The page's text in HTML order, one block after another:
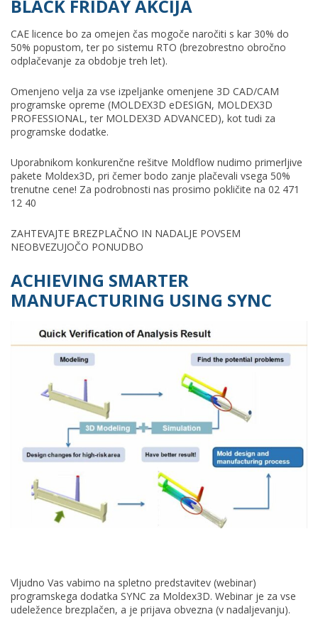
BLACK FRIDAY AKCIJA
CAE licence bo za omejen čas mogoče naročiti s kar 30% do
50% popustom, ter po sistemu RTO (brezobrestno obročno
odplačevanje za obdobje treh let).
Omenjeno velja za vse izpeljanke omenjene 3D CAD/CAM
programske opreme (MOLDEX3D eDESIGN, MOLDEX3D
PROFESSIONAL, ter MOLDEX3D ADVANCED), kot tudi za
programske dodatke.
Uporabnikom konkurenčne rešitve Moldflow nudimo primerljive
pakete Moldex3D, pri čemer bodo zanje plačevali vsega 50%
trenutne cene! Za podrobnosti nas prosimo pokličite na 02 471
12 40
ZAHTEVAJTE BREZPLAČNO IN NADALJE POVSEM
NEOBVEZUJOČO PONUDBO
ACHIEVING SMARTER
MANUFACTURING USING SYNC
Vljudno Vas vabimo na spletno predstavitev (webinar)
programskega dodatka SYNC za Moldex3D. Webinar je za vse
udeležence brezplačen, a je prijava obvezna (v nadaljevanju).